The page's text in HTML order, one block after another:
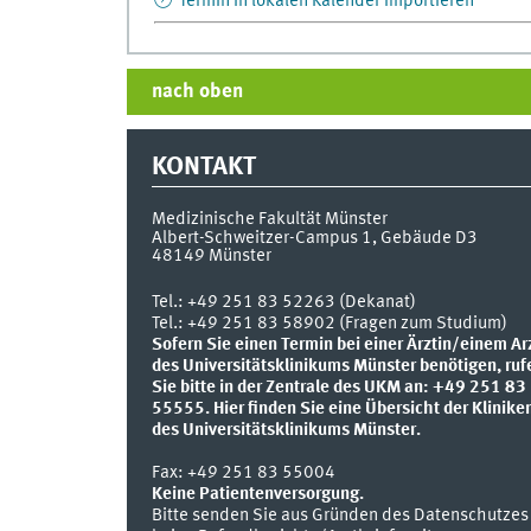
nach oben
KONTAKT
Medizinische Fakultät Münster
Albert-Schweitzer-Campus 1, Gebäude D3
48149 Münster
Tel.: +49 251 83 52263 (Dekanat)
Tel.: +49 251 83 58902 (Fragen zum Studium)
Sofern Sie einen Termin bei einer Ärztin/einem
des Universitätsklinikums Münster benötigen,
Sie bitte in der Zentrale des UKM an: +49 251 83
55555. Hier finden Sie eine Übersicht der
des Universitätsklinikums Münster.
Fax: +49 251 83 55004
Keine Patientenversorgung.
Bitte senden Sie aus Gründen des Datenschutzes